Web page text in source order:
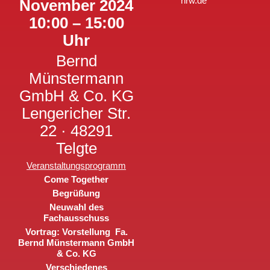
November 2024
10:00 – 15:00
Uhr
Bernd
Münstermann
GmbH & Co. KG
Lengericher Str.
22 · 48291
Telgte
Veranstaltungsprogramm
Come Together
Begrüßung
Neuwahl des
Fachausschuss
Vortrag: Vorstellung Fa.
Bernd Münstermann GmbH
& Co. KG
Verschiedenes